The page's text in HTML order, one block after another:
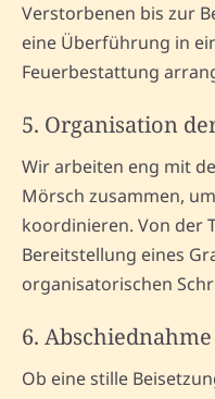
Verstorbenen bis zur
eine Überführung in
Feuerbestattung
5. Organisation
Wir arbeiten eng mit
Mörsch zusammen,
koordinieren. Von der
Bereitstellung eines
organisatorischen
6.
Ob eine stille